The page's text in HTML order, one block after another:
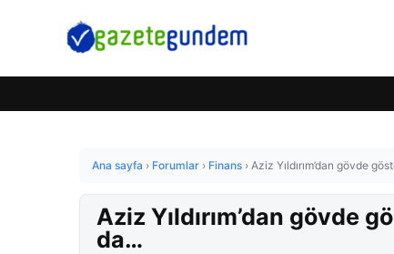
Ana sayfa › Forumlar › Finans › Aziz Yıldırım’dan gövde
Aziz Yıldırım’dan gövde
da…